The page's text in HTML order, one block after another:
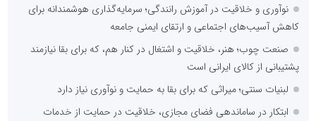
نوآوری و خلاقیت در آموزش رانندگی؛ سرمایه‌گذاری هوشمندانه برای
کاهش آسیب‌های اجتماعی و ارتقای ایمنی جامعه
صنعت چوب؛ هنر، خلاقیت و اشتغال در کنار هم، که برای بقا نیازمند
پشتیبانی از کالای ایرانی است
لبنیات سنتی؛ میراثی که برای بقا به حمایت و نوآوری نیاز دارد
ابتکار در ساماندهی فضای مجازی، خلاقیت در حمایت از خدمات